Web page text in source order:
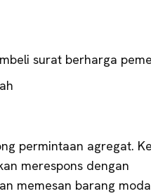
surat berharga
permintaan agregat.
merespons dengan
memesan barang